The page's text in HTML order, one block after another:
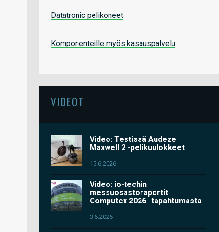
Datatronic pelikoneet
Komponenteille myös kasauspalvelu
VIDEOT
Video: Testissä Audeze
Maxwell 2 -pelikuulokkeet
15.6.2026
Video: io-techin
messuosastoraportit
Computex 2026 -tapahtumasta
3.6.2026